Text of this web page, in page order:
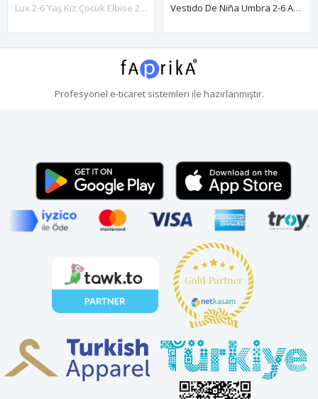
Lux 2-6 Yaş Kız Çocuk Elbise 20198 Kırık Beyaz Vestido De Niña Umbra 2-6 Años 20143 Negro
Profesyonel e-ticaretsistemleri ile hazırlanmıştır.